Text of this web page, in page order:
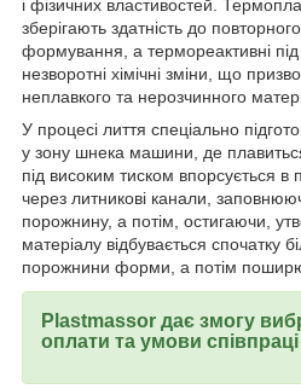
і фізичних властивостей.
зберігають здатність до
формування, а термореактивні
незворотні хімічні зміни, що
неплавкого та нерозчинного
У процесі лиття спеціально
у зону шнека машини, де
під високим тиском впорсується
через литникові канали,
порожнину, а потім, остигаючи,
матеріалу відбувається спочатку
порожнини форми, а потім
Plastmassor дає змогу
оплати та умови